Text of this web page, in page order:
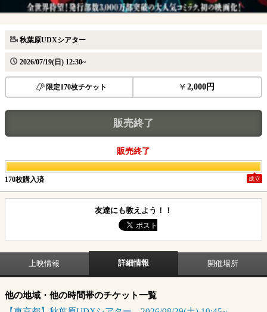
秋葉原UDXシアター
2026/07/19(日) 12:30~
限定170枚チケット 2,000円
販売終了
販売終了
170枚購入済 成立
友達にも教えよう！！
上映情報 詳細情報 開催場所
他の地域・他の時間帯のチケット一覧